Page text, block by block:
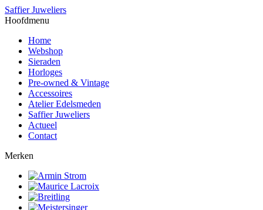
Saffier Juweliers
Hoofdmenu
Home
Webshop
Sieraden
Horloges
Pre-owned & Vintage
Accessoires
Atelier Edelsmeden
Saffier Juweliers
Actueel
Contact
Merken